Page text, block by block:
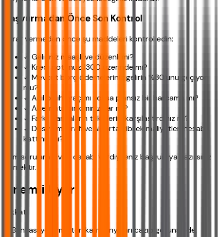
Başvurmadan Önce Son Kontrol
Karar vermeden önce şu maddeleri kontrol edin:
✓ Geliriniz maaşlı ve düzenli mi?
✓ Kredi notunuz 1300 üzerinde mi?
✓ Mevcut borç ödemeleriniz gelirin %30’unu geçiyor
mu?
✓ Acil bir ihtiyaç mı yoksa plansız bir harcama mı?
✓ Alternatif birikiminiz var mı?
✓ Farklı bankaların tekliflerini karşılaştırdınız mı?
✓ Dosya masrafı ve sigorta gibi ek maliyetleri hesaba
kattınız mı?
Tüm sorulara 'Evet' cevabı verdiyseniz başvuruya hazırsınız
demektir.
Önemli Uyarı
Dikkat!
İş Bankası yeni müşteri kampanyaları cazip görünse de,